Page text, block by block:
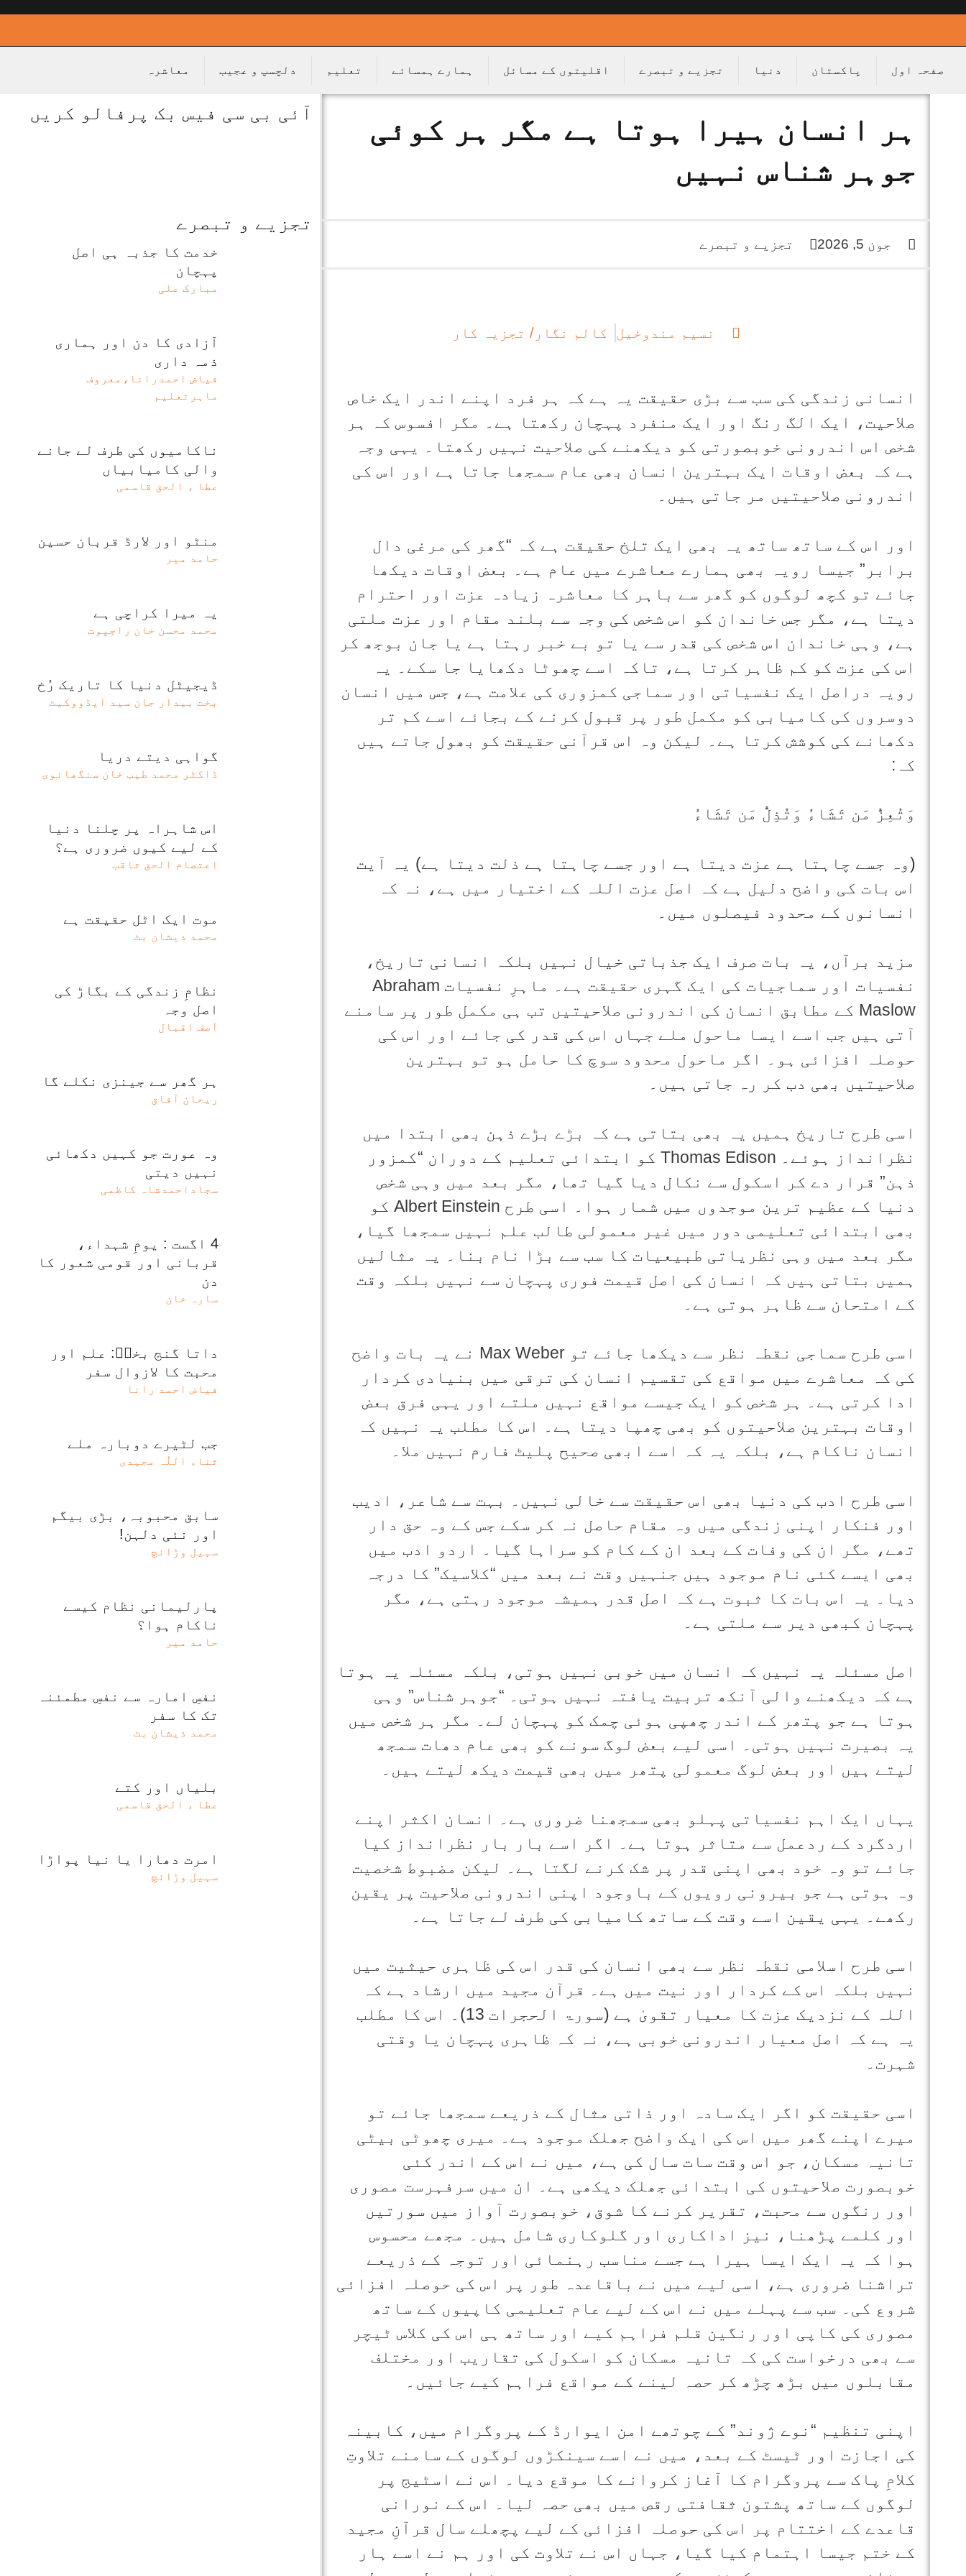
صفحہ اول پاکستان دنیا تجزیے و تبصرے اقلیتوں کے مسائل ہمارے ہمسائے تعلیم دلچسپ و عجیب معاشرہ
ہر انسان ہیرا ہوتا ہے مگر ہر کوئی
جوہر شناس نہیں
جون 5, 2026 تجزیے و تبصرے
نسیم مندوخیل کالم نگار/ تجزیہ کار
انسانی زندگی کی سب سے بڑی حقیقت یہ ہے کہ ہر فرد اپنے اندر ایک خاص
صلاحیت، ایک الگ رنگ اور ایک منفرد پہچان رکھتا ہے۔ مگر افسوس کہ ہر
شخص اس اندرونی خوبصورتی کو دیکھنے کی صلاحیت نہیں رکھتا۔ یہی وجہ
ہے کہ بعض اوقات ایک بہترین انسان بھی عام سمجھا جاتا ہے اور اس کی
اندرونی صلاحیتیں مر جاتی ہیں۔
اور اس کے ساتھ ساتھ یہ بھی ایک تلخ حقیقت ہے کہ “گھر کی مرغی دال
برابر” جیسا رویہ بھی ہمارے معاشرے میں عام ہے۔ بعض اوقات دیکھا
جائے تو کچھ لوگوں کو گھر سے باہر کا معاشرہ زیادہ عزت اور احترام
دیتا ہے، مگر جس خاندان کو اس شخص کی وجہ سے بلند مقام اور عزت ملتی
ہے، وہی خاندان اس شخص کی قدر سے یا تو بے خبر رہتا ہے یا جان بوجھ کر
اس کی عزت کو کم ظاہر کرتا ہے، تاکہ اسے چھوٹا دکھایا جا سکے۔ یہ
رویہ دراصل ایک نفسیاتی اور سماجی کمزوری کی علامت ہے، جس میں انسان
دوسروں کی کامیابی کو مکمل طور پر قبول کرنے کے بجائے اسے کم تر
دکھانے کی کوشش کرتا ہے۔ لیکن وہ اس قرآنی حقیقت کو بھول جاتے ہیں
کہ:
وَتُعِزُّ مَن تَشَاءُ وَتُذِلُّ مَن تَشَاءُ
(وہ جسے چاہتا ہے عزت دیتا ہے اور جسے چاہتا ہے ذلت دیتا ہے) یہ آیت
اس بات کی واضح دلیل ہے کہ اصل عزت اللہ کے اختیار میں ہے، نہ کہ
انسانوں کے محدود فیصلوں میں۔
مزید برآں، یہ بات صرف ایک جذباتی خیال نہیں بلکہ انسانی تاریخ،
نفسیات اور سماجیات کی ایک گہری حقیقت ہے۔ ماہرِ نفسیات Abraham
Maslow کے مطابق انسان کی اندرونی صلاحیتیں تب ہی مکمل طور پر سامنے
آتی ہیں جب اسے ایسا ماحول ملے جہاں اس کی قدر کی جائے اور اس کی
حوصلہ افزائی ہو۔ اگر ماحول محدود سوچ کا حامل ہو تو بہترین
صلاحیتیں بھی دب کر رہ جاتی ہیں۔
اسی طرح تاریخ ہمیں یہ بھی بتاتی ہے کہ بڑے بڑے ذہن بھی ابتدا میں
نظرانداز ہوئے۔ Thomas Edison کو ابتدائی تعلیم کے دوران “کمزور
ذہن” قرار دے کر اسکول سے نکال دیا گیا تھا، مگر بعد میں وہی شخص
دنیا کے عظیم ترین موجدوں میں شمار ہوا۔ اسی طرح Albert Einstein کو
بھی ابتدائی تعلیمی دور میں غیر معمولی طالب علم نہیں سمجھا گیا،
مگر بعد میں وہی نظریاتی طبیعیات کا سب سے بڑا نام بنا۔ یہ مثالیں
ہمیں بتاتی ہیں کہ انسان کی اصل قیمت فوری پہچان سے نہیں بلکہ وقت
کے امتحان سے ظاہر ہوتی ہے۔
اسی طرح سماجی نقطہ نظر سے دیکھا جائے تو Max Weber نے یہ بات واضح
کی کہ معاشرے میں مواقع کی تقسیم انسان کی ترقی میں بنیادی کردار
ادا کرتی ہے۔ ہر شخص کو ایک جیسے مواقع نہیں ملتے اور یہی فرق بعض
اوقات بہترین صلاحیتوں کو بھی چھپا دیتا ہے۔ اس کا مطلب یہ نہیں کہ
انسان ناکام ہے، بلکہ یہ کہ اسے ابھی صحیح پلیٹ فارم نہیں ملا۔
اسی طرح ادب کی دنیا بھی اس حقیقت سے خالی نہیں۔ بہت سے شاعر، ادیب
اور فنکار اپنی زندگی میں وہ مقام حاصل نہ کر سکے جس کے وہ حق دار
تھے، مگر ان کی وفات کے بعد ان کے کام کو سراہا گیا۔ اردو ادب میں
بھی ایسے کئی نام موجود ہیں جنہیں وقت نے بعد میں “کلاسیک” کا درجہ
دیا۔ یہ اس بات کا ثبوت ہے کہ اصل قدر ہمیشہ موجود رہتی ہے، مگر
پہچان کبھی دیر سے ملتی ہے۔
اصل مسئلہ یہ نہیں کہ انسان میں خوبی نہیں ہوتی، بلکہ مسئلہ یہ ہوتا
ہے کہ دیکھنے والی آنکھ تربیت یافتہ نہیں ہوتی۔ “جوہر شناس” وہی
ہوتا ہے جو پتھر کے اندر چھپی ہوئی چمک کو پہچان لے۔ مگر ہر شخص میں
یہ بصیرت نہیں ہوتی۔ اسی لیے بعض لوگ سونے کو بھی عام دھات سمجھ
لیتے ہیں اور بعض لوگ معمولی پتھر میں بھی قیمت دیکھ لیتے ہیں۔
یہاں ایک اہم نفسیاتی پہلو بھی سمجھنا ضروری ہے۔ انسان اکثر اپنے
اردگرد کے ردعمل سے متاثر ہوتا ہے۔ اگر اسے بار بار نظرانداز کیا
جائے تو وہ خود بھی اپنی قدر پر شک کرنے لگتا ہے۔ لیکن مضبوط شخصیت
وہ ہوتی ہے جو بیرونی رویوں کے باوجود اپنی اندرونی صلاحیت پر یقین
رکھے۔ یہی یقین اسے وقت کے ساتھ کامیابی کی طرف لے جاتا ہے۔
اسی طرح اسلامی نقطہ نظر سے بھی انسان کی قدر اس کی ظاہری حیثیت میں
نہیں بلکہ اس کے کردار اور نیت میں ہے۔ قرآن مجید میں ارشاد ہے کہ
اللہ کے نزدیک عزت کا معیار تقویٰ ہے (سورۃ الحجرات 13)۔ اس کا مطلب
یہ ہے کہ اصل معیار اندرونی خوبی ہے، نہ کہ ظاہری پہچان یا وقتی
شہرت۔
اسی حقیقت کو اگر ایک سادہ اور ذاتی مثال کے ذریعے سمجھا جائے تو
میرے اپنے گھر میں اس کی ایک واضح جھلک موجود ہے۔ میری چھوٹی بیٹی
تانیہ مسکان، جو اس وقت سات سال کی ہے، میں نے اس کے اندر کئی
خوبصورت صلاحیتوں کی ابتدائی جھلک دیکھی ہے۔ ان میں سرفہرست مصوری
اور رنگوں سے محبت، تقریر کرنے کا شوق، خوبصورت آواز میں سورتیں
اور کلمے پڑھنا، نیز اداکاری اور گلوکاری شامل ہیں۔ مجھے محسوس
ہوا کہ یہ ایک ایسا ہیرا ہے جسے مناسب رہنمائی اور توجہ کے ذریعے
تراشنا ضروری ہے، اسی لیے میں نے باقاعدہ طور پر اس کی حوصلہ افزائی
شروع کی۔ سب سے پہلے میں نے اس کے لیے عام تعلیمی کاپیوں کے ساتھ
مصوری کی کاپی اور رنگین قلم فراہم کیے اور ساتھ ہی اس کی کلاس ٹیچر
سے بھی درخواست کی کہ تانیہ مسکان کو اسکول کی تقاریب اور مختلف
مقابلوں میں بڑھ چڑھ کر حصہ لینے کے مواقع فراہم کیے جائیں۔
اپنی تنظیم “نوے ژوند” کے چوتھے امن ایوارڈ کے پروگرام میں، کابینہ
کی اجازت اور ٹیسٹ کے بعد، میں نے اسے سینکڑوں لوگوں کے سامنے تلاوتِ
کلامِ پاک سے پروگرام کا آغاز کروانے کا موقع دیا۔ اس نے اسٹیج پر
لوگوں کے ساتھ پشتون ثقافتی رقص میں بھی حصہ لیا۔ اس کے نورانی
قاعدے کے اختتام پر اس کی حوصلہ افزائی کے لیے پچھلے سال قرآنِ مجید
کے ختم جیسا اہتمام کیا گیا، جہاں اس نے تلاوت کی اور ہم نے اسے ہار
آئی بی سی فیس بک پرفالو کریں
تجزیے و تبصرے
خدمت کا جذبہ ہی اصل
پہچان
مبارک علی
آزادی کا دن اور ہماری
ذمہ داری
فیاض احمدرانا،معروف
ماہرتعلیم
ناکامیوں کی طرف لے جانے
والی کامیابیاں
عطا ء الحق قاسمی
منٹو اور لارڈ قربان حسین
حامد میر
یہ میرا کراچی ہے
محمد محسن خان راجپوت
ڈیجیٹل دنیا کا تاریک رُخ
بخت بیدار جان سید ایڈووکیٹ
گواہی دیتے دریا
ڈاکٹر محمد طیب خان سنگھانوی
اس شاہراہ پر چلنا دنیا
کے لیے کیوں ضروری ہے؟
اعتصام الحق ثاقب
موت ایک اٹل حقیقت ہے
محمد ذیشان بٹ
نظامِ زندگی کے بگاڑ کی
اصل وجہ
آصف اقبال
ہر گھر سے جینزی نکلے گا
ریحان آفاق
وہ عورت جو کہیں دکھائی
نہیں دیتی
سجاداحمدشاہ کاظمی
4 اگست : یومِ شہداء،
قربانی اور قومی شعور کا
دن
سارہ خان
داتا گنج بخشؒ: علم اور
محبت کا لازوال سفر
فیاض احمد رانا
جب لٹیرے دوبارہ ملے
ثناء اللّٰہ مجیدی
سابق محبوبہ، بڑی بیگم
اور نئی دلہن!
سہیل وڑائچ
پارلیمانی نظام کیسے
ناکام ہوا؟
حامد میر
نفسِ امارہ سے نفسِ مطمئنہ
تک کا سفر
محمد ذیشان بٹ
بلیاں اور کتے
عطا ء الحق قاسمی
امرت دھارا یا نیا پواڑا
سہیل وڑائچ